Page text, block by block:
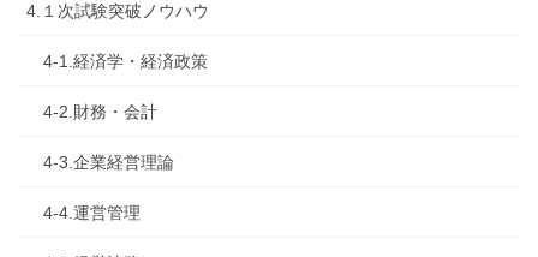
4.１次試験突破ノウハウ
4-1.経済学・経済政策
4-2.財務・会計
4-3.企業経営理論
4-4.運営管理